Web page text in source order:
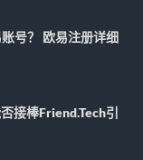
号？ 欧易注册详细
接棒Friend.tech引